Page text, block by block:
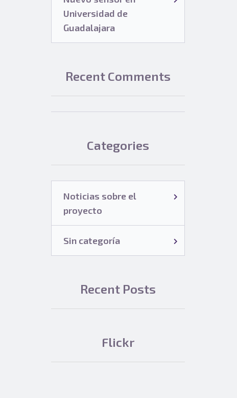
Universidad de
Guadalajara
Recent Comments
Categories
Noticias sobre el
proyecto
Sin categoría
Recent Posts
Flickr